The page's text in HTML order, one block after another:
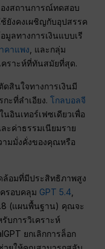
งสถานการณ์ทดสอบ
ยังคงเผชิญกับอุปสรรค
ลทางการเงินแบบเรี
คาแพง , และกลุ่ม
คราะห์ที่ทันสมัยที่สุด.
สินใจทางการเงินมี
กะที่ลำเอียง.โกลบอลจี
อินเทอร์เฟซเดียวเพื่อ
ะค่าธรรมเนียมราย
ามมั่งคั่งของคุณหรือ
ล้อมที่มีประสิทธิภาพสูง
รอบคลุม GPT 5.4
(แผนพื้นฐาน) คุณจะ
บการวิเคราะห์
ยกเลิกการล็อก